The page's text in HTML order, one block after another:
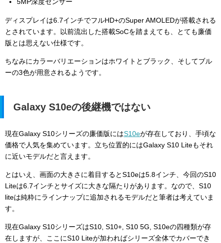
ディスプレイは6.7インチでフルHD+のSuper AMOLEDが搭載される
とされています。以前流出した搭載SoCを踏まえても、とても廉価
版とは思えない仕様です。
ちなみにカラーバリエーションはホワイトとブラック、そしてブル
ーの3色が用意されるようです。
Galaxy S10eの後継機ではない
現在Galaxy S10シリーズの廉価版にはS10eが存在しており、手頃な
価格で人気を集めています。立ち位置的にはGalaxy S10 Liteもそれ
に近いモデルだと言えます。
とはいえ、画面の大きさに着目するとS10eは5.8インチ、今回のS10
Liteは6.7インチとサイズに大きな隔たりがあります。なので、S10
liteは純粋にラインナップに追加されるモデルだと筆者は考えていま
す。
現在Galaxy S10シリーズはS10, S10+, S10 5G, S10eの四種類が存
在しますが、ここにS10 Liteが加わればシリーズ全体でカバーでき